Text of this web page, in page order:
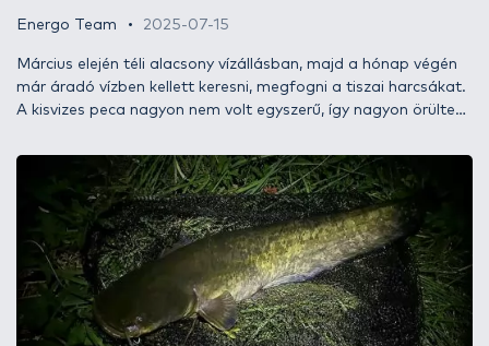
Energo Team 2025-07-15
Március elején téli alacsony vízállásban, majd a hónap végén
már áradó vízben kellett keresni, megfogni a tiszai harcsákat.
A kisvizes peca nagyon nem volt egyszerű, így nagyon örültem,
sietett.